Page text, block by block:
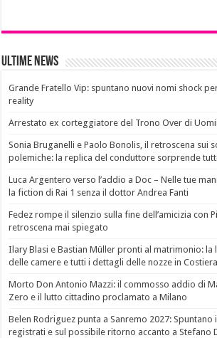
Ultime News
Grande Fratello Vip: spuntano nuovi nomi shock
reality
Arrestato ex corteggiatore del Trono Over di
Sonia Bruganelli e Paolo Bonolis, il retroscena sui
polemiche: la replica del conduttore sorprende tutti
Luca Argentero verso l’addio a Doc – Nelle tue
la fiction di Rai 1 senza il dottor Andrea Fanti
Fedez rompe il silenzio sulla fine dell’amicizia con
retroscena mai spiegato
Ilary Blasi e Bastian Müller pronti al matrimonio: la
delle camere e tutti i dettagli delle nozze in
Morto Don Antonio Mazzi: il commosso addio di
Zero e il lutto cittadino proclamato a Milano
Belen Rodriguez punta a Sanremo 2027:
registrati e sul possibile ritorno accanto a Stefano